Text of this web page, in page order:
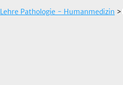
Lehre Pathologie - Humanmedizin >